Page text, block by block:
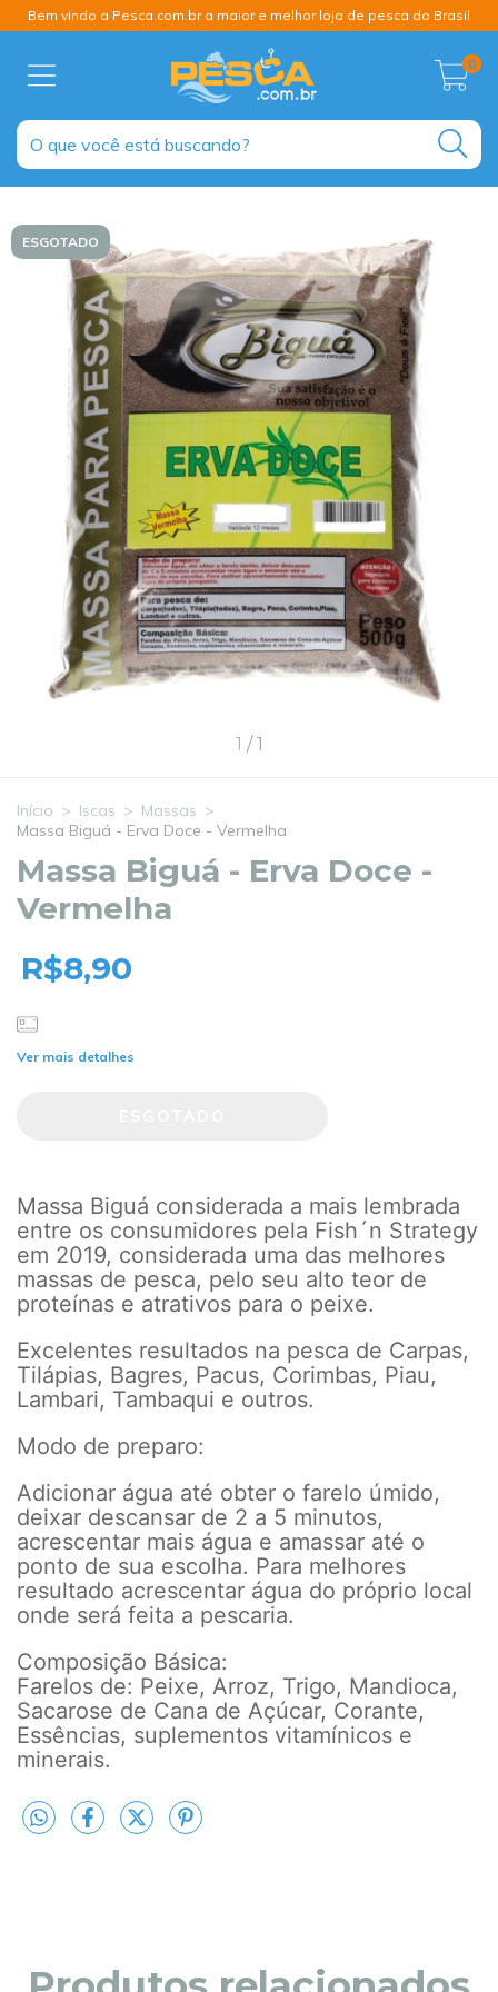
Bem vindo a Pesca.com.br a maior e melhor loja de pesca do Brasil
0
ESGOTADO
1 /1
Início > Iscas > Massas >
Massa Biguá - Erva Doce - Vermelha
Massa Biguá - Erva Doce -
Vermelha
R$8,90
Ver mais detalhes
Massa Biguá considerada a mais lembrada
entre os consumidores pela Fish´n Strategy
em 2019, considerada uma das melhores
massas de pesca, pelo seu alto teor de
proteínas e atrativos para o peixe.
Excelentes resultados na pesca de Carpas,
Tilápias, Bagres, Pacus, Corimbas, Piau,
Lambari, Tambaqui e outros.
Modo de preparo:
Adicionar água até obter o farelo úmido,
deixar descansar de 2 a 5 minutos,
acrescentar mais água e amassar até o
ponto de sua escolha. Para melhores
resultado acrescentar água do próprio local
onde será feita a pescaria.
Composição Básica:
Farelos de: Peixe, Arroz, Trigo, Mandioca,
Sacarose de Cana de Açúcar, Corante,
Essências, suplementos vitamínicos e
minerais.